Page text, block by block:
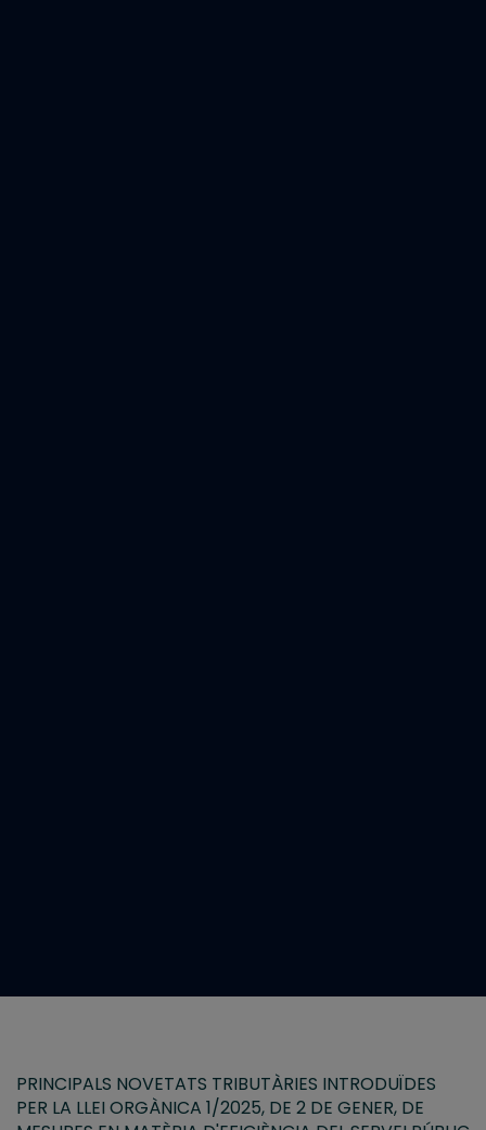
PRINCIPALS NOVETATS TRIBUTÀRIES INTRODUÏDES
PER LA LLEI ORGÀNICA 1/2025, DE 2 DE GENER, DE